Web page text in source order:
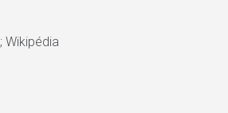
; Wikipédia